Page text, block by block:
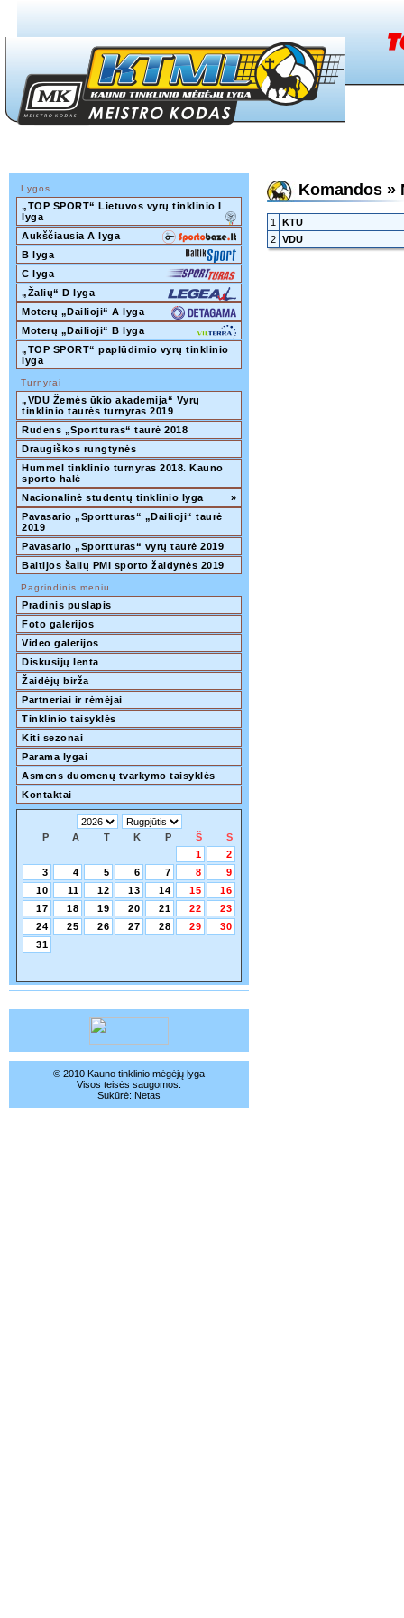
Lygos
„TOP SPORT“ Lietuvos vyrų tinklinio I
lyga
Aukščiausia A lyga
B lyga
C lyga
„Žalių“ D lyga
Moterų „Dailioji“ A lyga
Moterų „Dailioji“ B lyga
„TOP SPORT“ paplūdimio vyrų tinklinio
lyga
Turnyrai
„VDU Žemės ūkio akademija“ Vyrų
tinklinio taurės turnyras 2019
Rudens „Sportturas“ taurė 2018
Draugiškos rungtynės
Hummel tinklinio turnyras 2018. Kauno
sporto halė
Nacionalinė studentų tinklinio lyga
»
Pavasario „Sportturas“ „Dailioji“ taurė
2019
Pavasario „Sportturas“ vyrų taurė 2019
Baltijos šalių PMI sporto žaidynės 2019
Pagrindinis meniu
Pradinis puslapis
Foto galerijos
Video galerijos
Diskusijų lenta
Žaidėjų birža
Partneriai ir rėmėjai
Tinklinio taisyklės
Kiti sezonai
Parama lygai
Asmens duomenų tvarkymo taisyklės
Kontaktai
P A T K P Š
S
1
2
3
4 5 6 7 8
9
10
11 12 13 14 15
16
17
18 19 20 21 22
23
24
25 26 27 28 29
30
31
© 2010 Kauno tinklinio mėgėjų lyga
Visos teisės saugomos.
Sukūrė: Netas
Komandos »
1
KTU
2 VDU